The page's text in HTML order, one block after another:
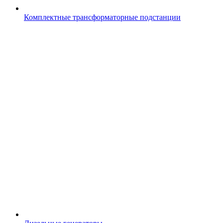
Комплектные трансформаторные подстанции